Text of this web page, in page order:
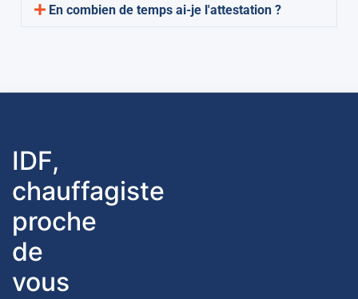
En combien de temps ai-je l'attestation ?
IDF,
chauffagiste
proche
de
vous